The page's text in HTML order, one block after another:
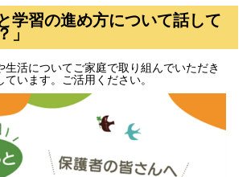
学習の進め方について話して
」
生活についてご家庭で取り組んでいただき
ています。ご活用ください。